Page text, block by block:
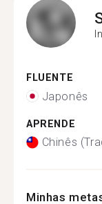
FLUENTE
Japonês
APRENDE
Chinês
Minhas